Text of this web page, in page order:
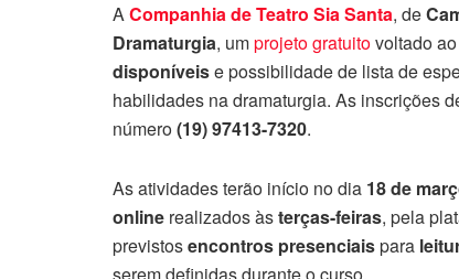
ACompanhia de Teatro Sia Santa, de
Dramaturgia, umprojeto gratuitovoltado
disponíveise possibilidade de lista de
habilidades na dramaturgia. As inscrições
número(19) 97413-7320.
As atividades terão início no dia 18 de
online realizados àsterças-feiras, pela
previstosencontros presenciaispara